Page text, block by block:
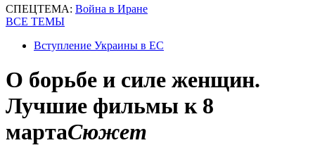
СПЕЦТЕМА: Война в Иране
ВСЕ ТЕМЫ
Вступление Украины в ЕС
О борьбе и силе женщин.
Лучшие фильмы к 8
мартаСюжет